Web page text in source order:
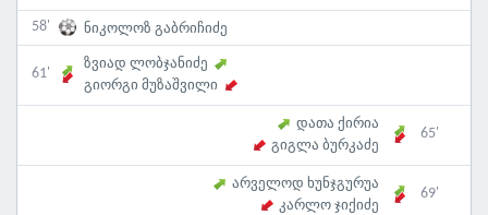
58' ნიკოლოზ გაბრიჩიძე
61'
ზვიად ლობჯანიძე
გიორგი მუზაშვილი
დათა ქირია
გიგლა ბურკაძე
65'
არველოდ ხუნჯგურუა
კარლო ჯიქიძე
69'